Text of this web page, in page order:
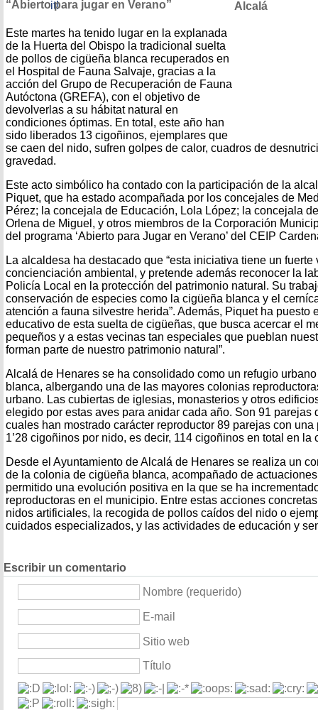
“Abierto para jugar en Verano”
Este martes ha tenido lugar en la explanada
de la Huerta del Obispo la tradicional suelta
de pollos de cigüeña blanca recuperados en
el Hospital de Fauna Salvaje, gracias a la
acción del Grupo de Recuperación de Fauna
Autóctona (GREFA), con el objetivo de
devolverlas a su hábitat natural en
condiciones óptimas. En total, este año han
sido liberados 13 cigoñinos, ejemplares que
se caen del nido, sufren golpes de calor, cuadros de
gravedad.
Este acto simbólico ha contado con la participación de la
Piquet, que ha estado acompañada por los concejales de
Pérez; la concejala de Educación, Lola López; la concejala
Orlena de Miguel, y otros miembros de la Corporación
del programa ‘Abierto para Jugar en Verano’ del CEIP
La alcaldesa ha destacado que “esta iniciativa tiene un
concienciación ambiental, y pretende además reconocer la
Policía Local en la protección del patrimonio natural. Su
conservación de especies como la cigüeña blanca y el
atención a fauna silvestre herida”. Además, Piquet ha puesto
educativo de esta suelta de cigüeñas, que busca acercar el
pequeños y a estas vecinas tan especiales que pueblan
forman parte de nuestro patrimonio natural”.
Alcalá de Henares se ha consolidado como un refugio
blanca, albergando una de las mayores colonias
urbano. Las cubiertas de iglesias, monasterios y otros
elegido por estas aves para anidar cada año. Son 91 parejas
cuales han mostrado carácter reproductor 89 parejas con
1’28 cigoñinos por nido, es decir, 114 cigoñinos en total en la
Desde el Ayuntamiento de Alcalá de Henares se realiza un
de la colonia de cigüeña blanca, acompañado de
permitido una evolución positiva en la que se ha
reproductoras en el municipio. Entre estas acciones
nidos artificiales, la recogida de pollos caídos del nido o
cuidados especializados, y las actividades de educación y
Escribir un comentario
Nombre (requerido)
E-mail
Sitio web
Título